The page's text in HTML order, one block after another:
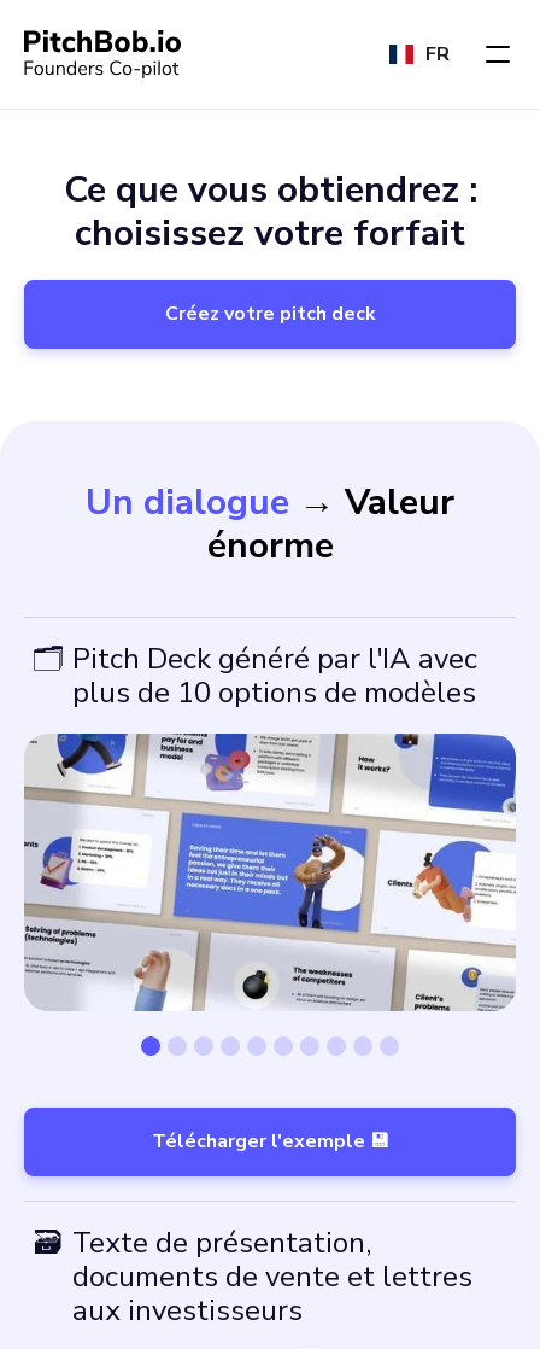
FR
Ce que vous obtiendrez :
choisissez votre forfait
Créez votre pitch deck
Un dialogue → Valeur
énorme
🗂️ Pitch Deck généré par l'IA avec
plus de 10 options de modèles
Télécharger l'exemple 💾
🗃 Texte de présentation,
documents de vente et lettres
aux investisseurs